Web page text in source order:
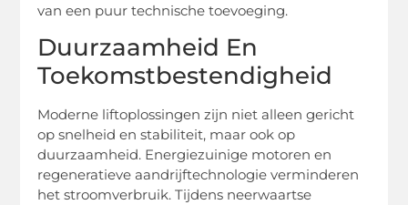
van een puur technische toevoeging.
Duurzaamheid En
Toekomstbestendigheid
Moderne liftoplossingen zijn niet alleen gericht
op snelheid en stabiliteit, maar ook op
duurzaamheid. Energiezuinige motoren en
regeneratieve aandrijftechnologie verminderen
het stroomverbruik. Tijdens neerwaartse